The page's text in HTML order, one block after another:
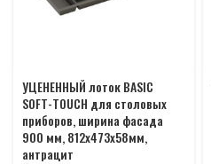
УЦЕНЕННЫЙ лоток BASIC
SOFT-TOUCH для столовых
приборов, ширина фасада
900 мм, 812х473х58мм,
антрацит